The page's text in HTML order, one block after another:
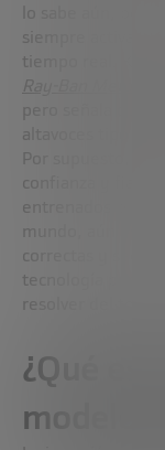
lo sabe aún,
siempre activa,
tiempo real. Kahn
Ray-Ban Meta
pero señala que
altavoces tipo
Por supuesto,
confianza y
entrenados con
mundo, aún está
correctas y
tecnología puede
resolver del todo
¿Qué
modelos